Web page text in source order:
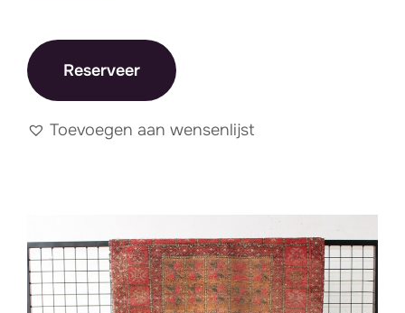
Reserveer
Toevoegen aan wensenlijst